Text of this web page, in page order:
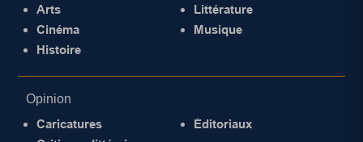
Arts
Cinéma
Histoire
Littérature
Musique
Opinion
Caricatures
Éditoriaux